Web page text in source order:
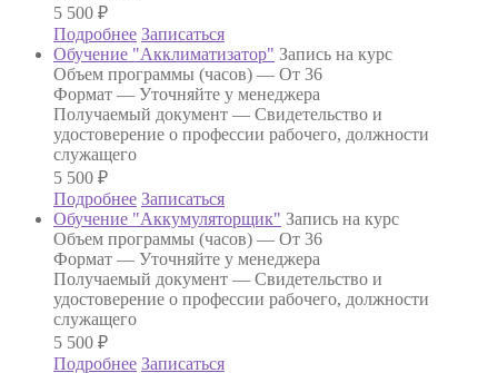
5 500 ₽
Подробнее Записаться
Обучение "Акклиматизатор" Запись на курс
Объем программы (часов) — От 36
Формат — Уточняйте у менеджера
Получаемый документ — Свидетельство и
удостоверение о профессии рабочего, должности
служащего
5 500 ₽
Подробнее Записаться
Обучение "Аккумуляторщик" Запись на курс
Объем программы (часов) — От 36
Формат — Уточняйте у менеджера
Получаемый документ — Свидетельство и
удостоверение о профессии рабочего, должности
служащего
5 500 ₽
Подробнее Записаться